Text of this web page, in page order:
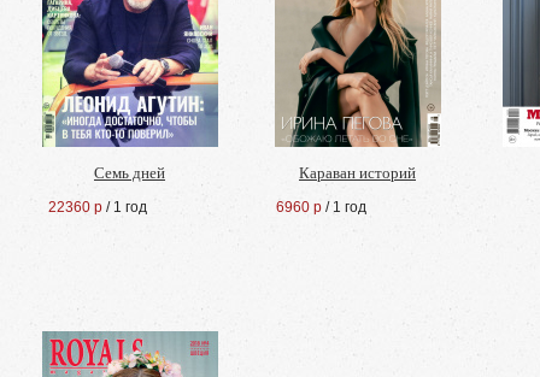
Семь дней
22360 р / 1 год
Караван историй
6960 р / 1 год